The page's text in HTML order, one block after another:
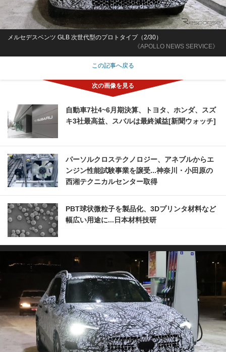
《APOLLO NEWS SERVICE》
メルセデスベンツ GLB 次世代型のプロトタイプ（2/30）
この記事へ戻る
自動車7社4~6月期決算、トヨタ、ホンダ、スズ
キ3社最高益、スバルは最終減益[新聞ウォッチ]
パーソルクロステクノロジー、アネブルからエ
ンジン性能試験事業を譲受...神奈川・小田原の
西湘テクニカルセンター取得
PBT球状微粒子を製品化、3Dプリンタ材料など
幅広い用途に...日本材料技研